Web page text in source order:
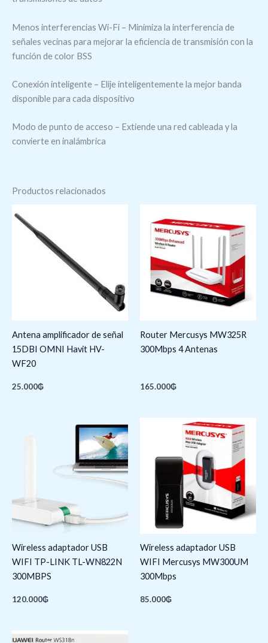
Menos interferencias Wi-Fi – Minimiza la interferencia de
señales vecinas para mejorar la eficiencia de transmisión con la
función de color BSS
Conexión inteligente – Elije inteligentemente la mejor banda
disponible para cada dispositivo
Modo de punto de acceso – Extiende una red cableada y la
convierte en inalámbrica
Productos relacionados
Antena amplificador de señal
15DBI OMNI Havit HV-
WF20
25.000₲
Router Mercusys MW325R
300Mbps 4 Antenas
165.000₲
Wireless adaptador USB
WIFI TP-LINK TL-WN822N
300MBPS
120.000₲
Wireless adaptador USB
WIFI Mercusys MW300UM
300Mbps
85.000₲